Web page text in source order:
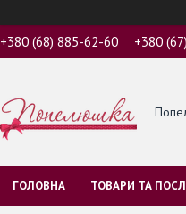
+380 (68) 885-62-60 +380
ГОЛОВНА ТОВАРИ ТА